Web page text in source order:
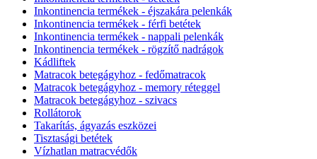
Inkontinencia termékek - éjszakára pelenkák
Inkontinencia termékek - férfi betétek
Inkontinencia termékek - nappali pelenkák
Inkontinencia termékek - rögzítő nadrágok
Kádliftek
Matracok betegágyhoz - fedőmatracok
Matracok betegágyhoz - memory réteggel
Matracok betegágyhoz - szivacs
Rollátorok
Takarítás, ágyazás eszközei
Tisztasági betétek
Vízhatlan matracvédők